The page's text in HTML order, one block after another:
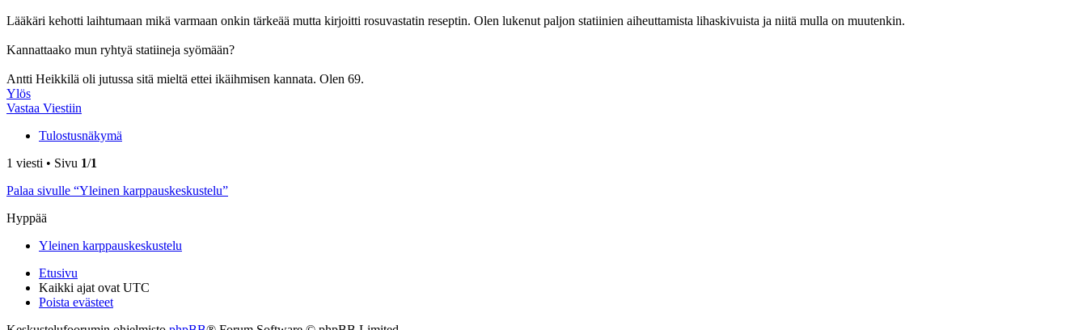
Lääkäri kehotti laihtumaan mikä varmaan onkin tärkeää mutta kirjoitti rosuvastatin reseptin. Olen lukenut paljon statiinien aiheuttamista lihaskivuista ja niitä mulla on muutenkin.
Kannattaako mun ryhtyä statiineja syömään?
Antti Heikkilä oli jutussa sitä mieltä ettei ikäihmisen kannata. Olen 69.
Ylös
Vastaa Viestiin
Tulostusnäkymä
1 viesti • Sivu 1/1
Palaa sivulle “Yleinen karppauskeskustelu”
Hyppää
Yleinen karppauskeskustelu
Etusivu
Kaikki ajat ovat UTC
Poista evästeet